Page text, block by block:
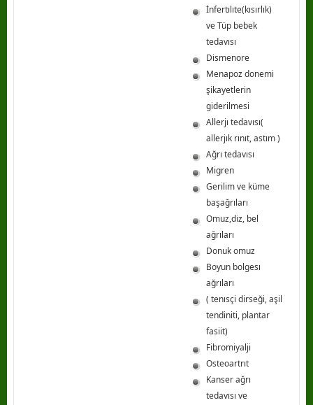
İnfertılıte(kısırlık)
ve Tüp bebek
tedavısı
Dismenore
Menapoz donemi
şikayetlerin
giderilmesi
Allerjı tedavısı(
allerjık rınıt, astım )
Ağrı tedavısı
Migren
Gerilim ve küme
başağrıları
Omuz,diz, bel
ağrıları
Donuk omuz
Boyun bolgesı
ağrıları
( tenısçi dirseği, aşil
tendiniti, plantar
fasiit)
Fibromiyalji
Osteoartrıt
Kanser ağrı
tedavısı ve